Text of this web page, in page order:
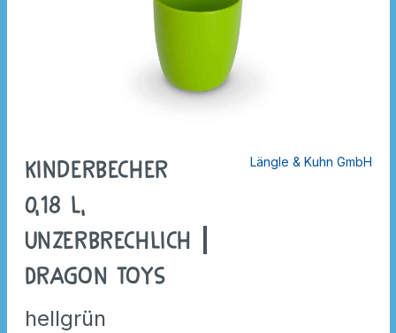
Kinderbecher
0,18 l,
unzerbrechlich |
Dragon Toys
hellgrün
Längle & Kuhn GmbH